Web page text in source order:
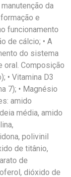
da
e
funcionamento
de cálcio; • A
do sistema
oral. Composição
• Vitamina D3
7); • Magnésio
amido
média, amido
polivinil
de titânio,
de
dióxido de